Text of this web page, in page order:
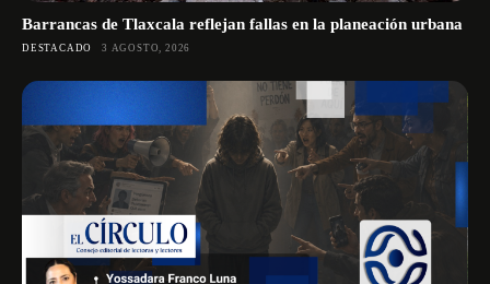
Barrancas de Tlaxcala reflejan fallas en la planeación urbana
DESTACADO 3 AGOSTO, 2026